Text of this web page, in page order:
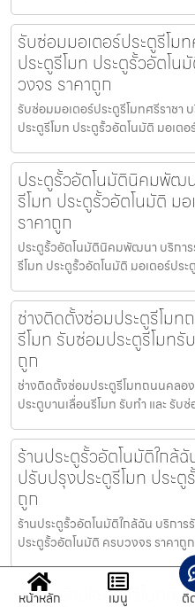
รับซ่อมมอเตอร์ประตูรีโม
ประตูรีโมท ประตูรั้วอัตโน
วงจร ราคาถูก
รับซ่อมมอเตอร์ประตูรีโมทศรีราชา
ประตูรีโมท ประตูรั้วอัตโนมัติ มอเตอ
ประตูรั้วอัตโนมัตินิคมพัฒ
รีโมท ประตูรั้วอัตโนมัติ ม
ราคาถูก
ประตูรั้วอัตโนมัตินิคมพัฒนา บริกา
รีโมท ประตูรั้วอัตโนมัติ มอเตอร์ประ
ช่างติดตั้งซ่อมประตูรีโม
รีโมท รับซ่อมประตูรีโมทรั
ถูก
ช่างติดตั้งซ่อมประตูรีโมทถนนคลอ
ประตูบานเลื่อนรีโมท รับทำ และ รับ
ร้านประตูรั้วอัตโนมัติใกล้
ปรับปรุงประตูรีโมท ประ
ถูก
ร้านประตูรั้วอัตโนมัติใกล้ฉัน บริกา
ประตูรั้วอัตโนมัติ ครบวงจร ราคาถู
รับติดตั้งประตูรั้วรีโมทอัต
หน้าหลัก เมนู ติ